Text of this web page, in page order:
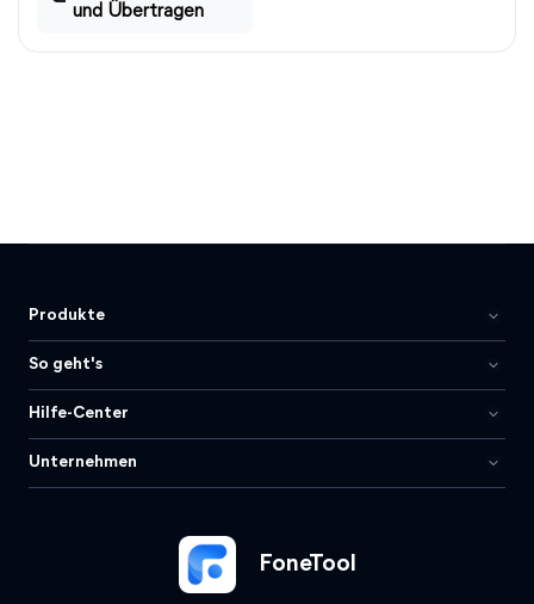
und Übertragen
FoneTool
Produkte
So geht's
Hilfe-Center
Unternehmen